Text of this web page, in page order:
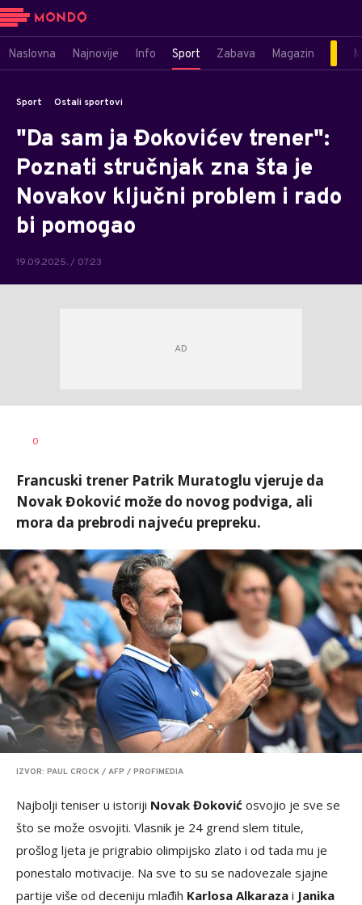
Naslovna Najnovije Info Sport Zabava Magazin
Sport Ostali sportovi
"Da sam ja Đokovićev trener":
Poznati stručnjak zna šta je
Novakov ključni problem i rado
bi pomogao
19.09.2025. / 07:23
AUTOR
0
Francuski trener Patrik Muratoglu vjeruje da
Novak Đoković može do novog podviga, ali
mora da prebrodi najveću prepreku.
IZVOR: PAUL CROCK / AFP / PROFIMEDIA
Najbolji teniser u istoriji Novak Đoković osvojio je sve se
što se može osvojiti. Vlasnik je 24 grend slem titule,
prošlog ljeta je prigrabio olimpijsko zlato i od tada mu je
ponestalo motivacije. Na sve to su se nadovezale sjajne
partije više od deceniju mlađih Karlosa Alkaraza i Janika